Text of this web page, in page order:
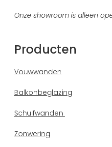
Onze showroom is alleen
Producten
Vouwwanden
Balkonbeglazing
Schuifwanden
Zonwering